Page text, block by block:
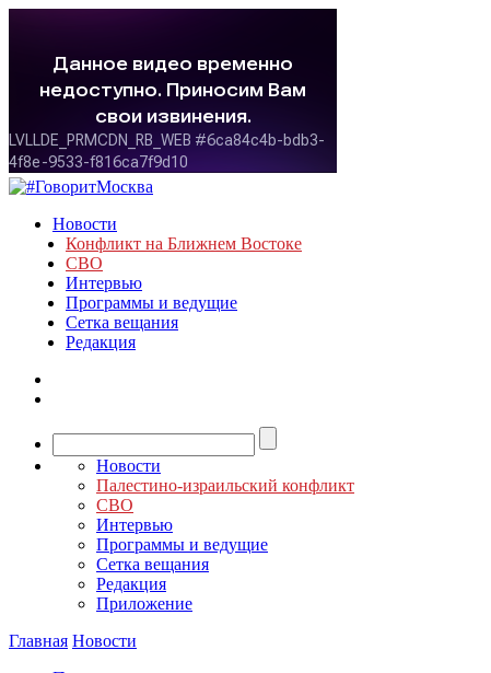
Новости
Конфликт на Ближнем Востоке
СВО
Интервью
Программы и ведущие
Сетка вещания
Редакция
Новости
Палестино-израильский конфликт
СВО
Интервью
Программы и ведущие
Сетка вещания
Редакция
Приложение
Главная Новости